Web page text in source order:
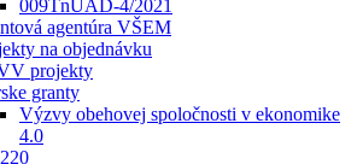
009TnUAD-4/2021
agentúra VŠEM
na objednávku
projekty
granty
Výzvy obehovej spoločnosti v ekonomike
4.0